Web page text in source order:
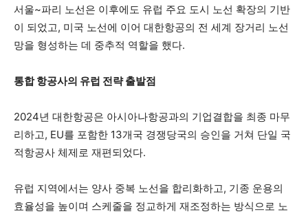
서울~파리 노선은 이후에도 유럽 주요 도시 노선 확장의 기반
이 되었고, 미국 노선에 이어 대한항공의 전 세계 장거리 노선
망을 형성하는 데 중추적 역할을 했다.
통합 항공사의 유럽 전략 출발점
2024년 대한항공은 아시아나항공과의 기업결합을 최종 마무
리하고, EU를 포함한 13개국 경쟁당국의 승인을 거쳐 단일 국
적항공사 체제로 재편되었다.
유럽 지역에서는 양사 중복 노선을 합리화하고, 기종 운용의
효율성을 높이며 스케줄을 정교하게 재조정하는 방식으로 노